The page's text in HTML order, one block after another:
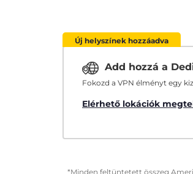
Új helyszínek hozzáadva
Add hozzá a
Fokozd a VPN élményt egy
Elérhető lokációk
*Minden feltüntetett összeg